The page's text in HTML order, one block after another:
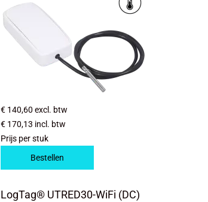
€ 140,60 excl. btw
€ 170,13 incl. btw
Prijs per stuk
Bestellen
LogTag® UTRED30-WiFi (DC)